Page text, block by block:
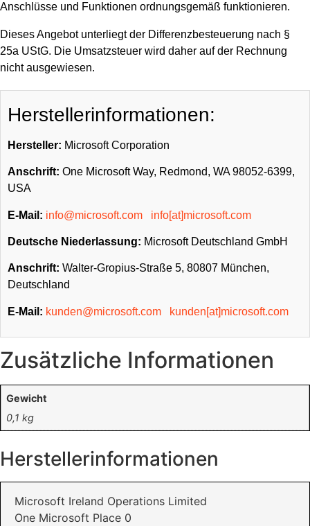
Anschlüsse und Funktionen ordnungsgemäß funktionieren.
Dieses Angebot unterliegt der Differenzbesteuerung nach §
25a UStG. Die Umsatzsteuer wird daher auf der Rechnung
nicht ausgewiesen.
Herstellerinformationen:
Hersteller: Microsoft Corporation
Anschrift: One Microsoft Way, Redmond, WA 98052-6399,
USA
E-Mail: info@microsoft.com info[at]microsoft.com
Deutsche Niederlassung: Microsoft Deutschland GmbH
Anschrift: Walter-Gropius-Straße 5, 80807 München,
Deutschland
E-Mail: kunden@microsoft.com kunden[at]microsoft.com
Zusätzliche Informationen
Gewicht
0,1 kg
Herstellerinformationen
Microsoft Ireland Operations Limited
One Microsoft Place 0